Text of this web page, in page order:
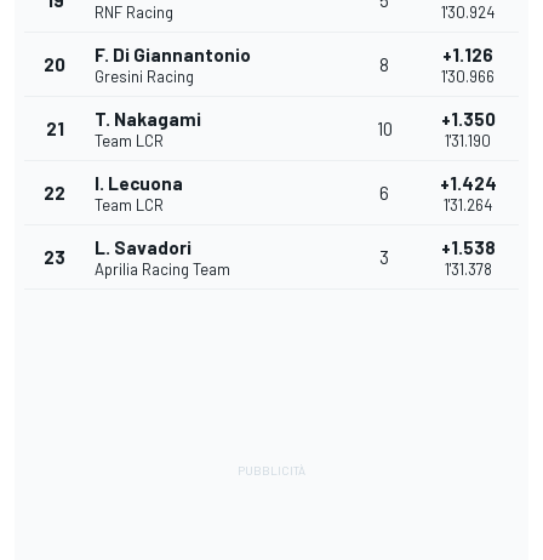
RNF Racing 1'30.924
20 F. Di Giannantonio
Gresini Racing
8 +1.126
1'30.966
21 T. Nakagami
Team LCR
10 +1.350
1'31.190
22 I. Lecuona
Team LCR
6 +1.424
1'31.264
23 L. Savadori
Aprilia Racing Team
3 +1.538
1'31.378